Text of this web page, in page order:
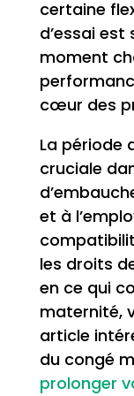
certaine
d’essai
moment
cœur des
La période
cruciale
et à
les droits
en ce qui
maternité,
article
du congé
prolonger